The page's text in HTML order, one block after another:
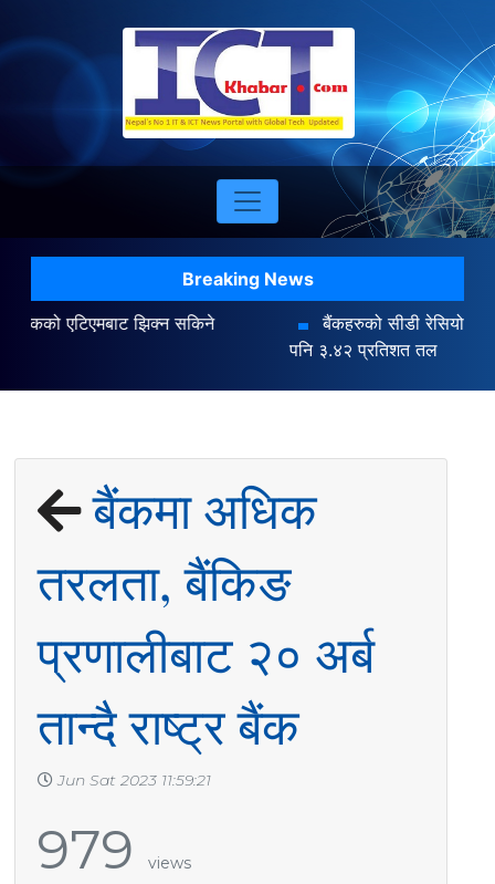
Breaking News
बैंकहरुको सीडी रेसियो ८३.४७ प्रतिशतमा : अन्तर बैंक ब्याजदर
बैंकमा अधिक
तरलता, बैंकिङ
प्रणालीबाट २० अर्ब
तान्दै राष्ट्र बैंक
Jun Sat 2023 11:59:21
979 views